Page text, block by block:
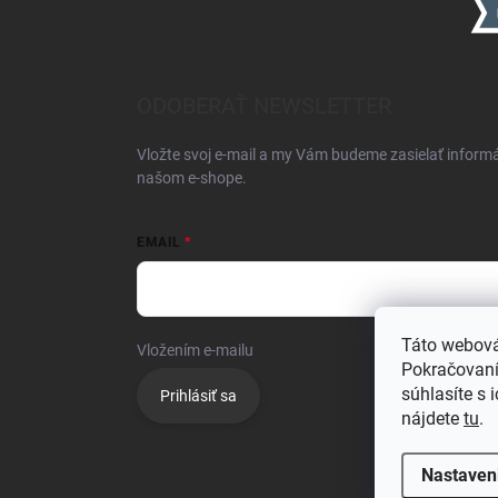
Táto
súhlasíte s
nájdete tu.
Vložte svoj e-mail a my Vám budeme zasielať
našom e-shope.
EMAIL
Vložením e-mailu súhlasíte so spracúvaním
Prihlásiť sa